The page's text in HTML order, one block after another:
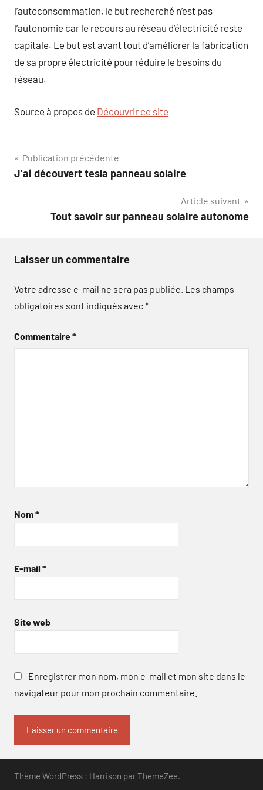
l’autoconsommation, le but recherché n’est pas
l’autonomie car le recours au réseau d’électricité reste
capitale. Le but est avant tout d’améliorer la fabrication
de sa propre électricité pour réduire le besoins du
réseau.
Source à propos de Découvrir ce site
Navigation
de
Publication précédente
J’ai découvert tesla panneau solaire
Article suivant
Tout savoir sur panneau solaire autonome
Laisser un commentaire
Votre adresse e-mail ne sera pas publiée. Les champs
obligatoires sont indiqués avec*
Commentaire*
Nom*
E-mail *
Site web
Enregistrer mon nom, mon e-mail et mon site dans le
navigateur pour mon prochain commentaire.
Thème WordPress : Harrison par ThemeZee.